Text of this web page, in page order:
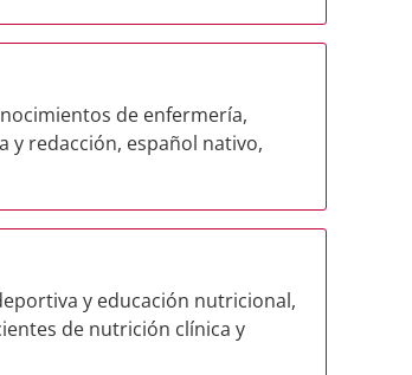
de enfermería,
y redacción, español nativo,
y educación nutricional,
de nutrición clínica y